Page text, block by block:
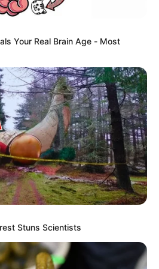
Your Real Brain Age - Most
Stuns Scientists